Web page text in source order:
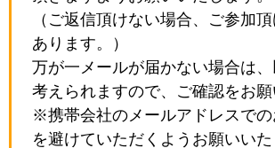
（ご返信頂けない場合、ご参加
あります。）
万が一メールが届かない場合は
考えられますので、ご確認をお願
※携帯会社のメールアドレスでの
を避けていただくようお願いい